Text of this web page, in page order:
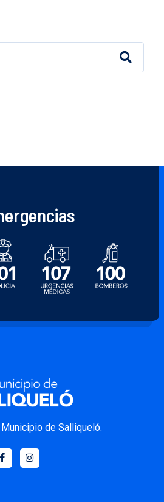
de Salliqueló.